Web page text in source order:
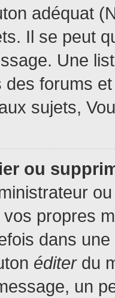
adéquat
Il se peut
Une
des forums
sujets,
ou
propres
dans
éditerdu
un